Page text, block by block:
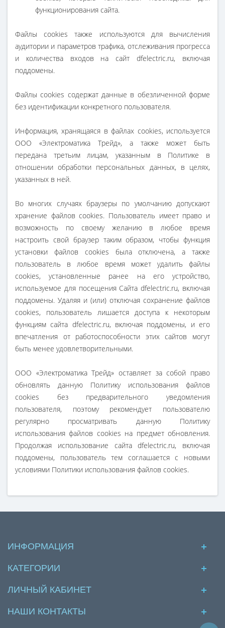
функционирования сайта.
Файлы cookies также используются для вычисления
аудитории и параметров трафика, отслеживания прогресса
и количества входов на сайт dfelectric.ru, включая
поддомены.
Файлы cookies содержат данные в обезличенной форме
без идентификации конкретного пользователя.
Информация, хранящаяся в файлах cookies, используется
ООО «Электроматика Трейд», а также может быть
передана третьим лицам, указанным в Политике в
отношении обработки персональных данных, в целях,
указанных в ней.
Во многих случаях браузеры по умолчанию допускают
хранение файлов cookies. Пользователь имеет право и
возможность по своему желанию в любое время
настроить свой браузер таким образом, чтобы функция
установки файлов cookies была отключена, а также
пользователь в любое время может удалить файлы
cookies, установленные ранее на его устройство,
используемое для посещения Сайта dfelectric.ru, включая
поддомены. Удаляя и (или) отключая сохранение файлов
cookies, пользователь лишается доступа к некоторым
функциям сайта dfelectric.ru, включая поддомены, и его
впечатления от работоспособности этих сайтов могут
быть менее удовлетворительными.
ООО «Электроматика Трейд» оставляет за собой право
обновлять данную Политику использования файлов
cookies без предварительного уведомления
пользователя, поэтому рекомендует пользователю
регулярно просматривать данную Политику
использования файлов cookies на предмет обновления.
Продолжая использование сайта dfelectric.ru, включая
поддомены, пользователь тем соглашается с новыми
условиями Политики использования файлов cookies.
ИНФОРМАЦИЯ
КАТЕГОРИИ
ЛИЧНЫЙ КАБИНЕТ
НАШИ КОНТАКТЫ